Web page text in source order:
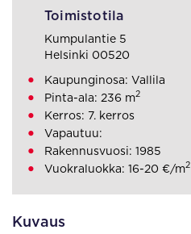
Kuvaus
Toimistotila
Kumpulantie 5
Helsinki 00520
Kaupunginosa: Vallila
Pinta-ala: 236 m2
Kerros: 7. kerros
Vapautuu:
Rakennusvuosi: 1985
Vuokraluokka: 16-20 €/m2